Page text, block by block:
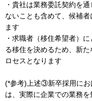
・貴社は業務委託契約を
ないことも含めて、候補
ます
・求職者（移住希望者）
る移住を決めるため、新
ロセスとなります
(*参考)上述③新卒採用にお
は、実際に企業での業務